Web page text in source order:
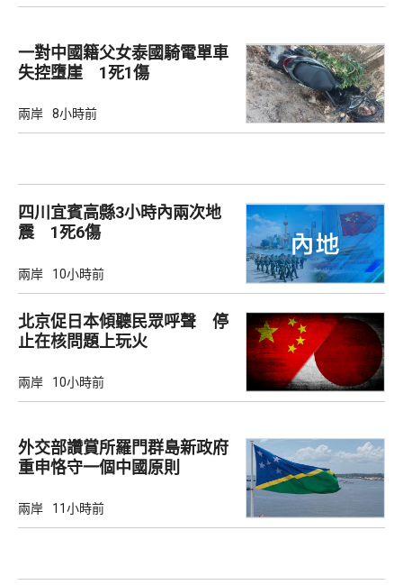
一對中國籍父女泰國騎電單車
失控墮崖 1死1傷
兩岸 8小時前
四川宜賓高縣3小時內兩次地
震 1死6傷
兩岸 10小時前
北京促日本傾聽民眾呼聲 停
止在核問題上玩火
兩岸 10小時前
外交部讚賞所羅門群島新政府
重申恪守一個中國原則
兩岸 11小時前